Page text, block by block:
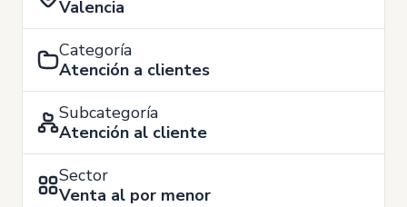
Valencia
Categoría
Atención a clientes
Subcategoría
Atención al cliente
Sector
Venta al por menor